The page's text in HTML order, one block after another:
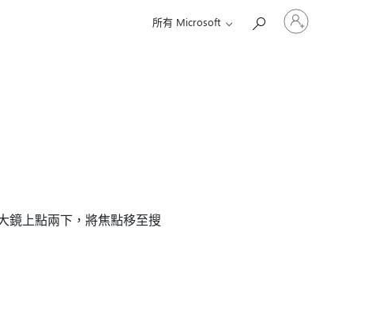
所有 Microsoft
登
入
鏡上點兩下，將焦點移至搜